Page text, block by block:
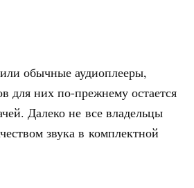
обычные аудиоплееры,
для них по-прежнему остается
Далеко не все владельцы
звука в комплектной